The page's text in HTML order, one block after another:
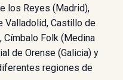
los Reyes (Madrid),
Valladolid, Castillo de
Címbalo Folk (Medina
de Orense (Galicia) y
regiones de